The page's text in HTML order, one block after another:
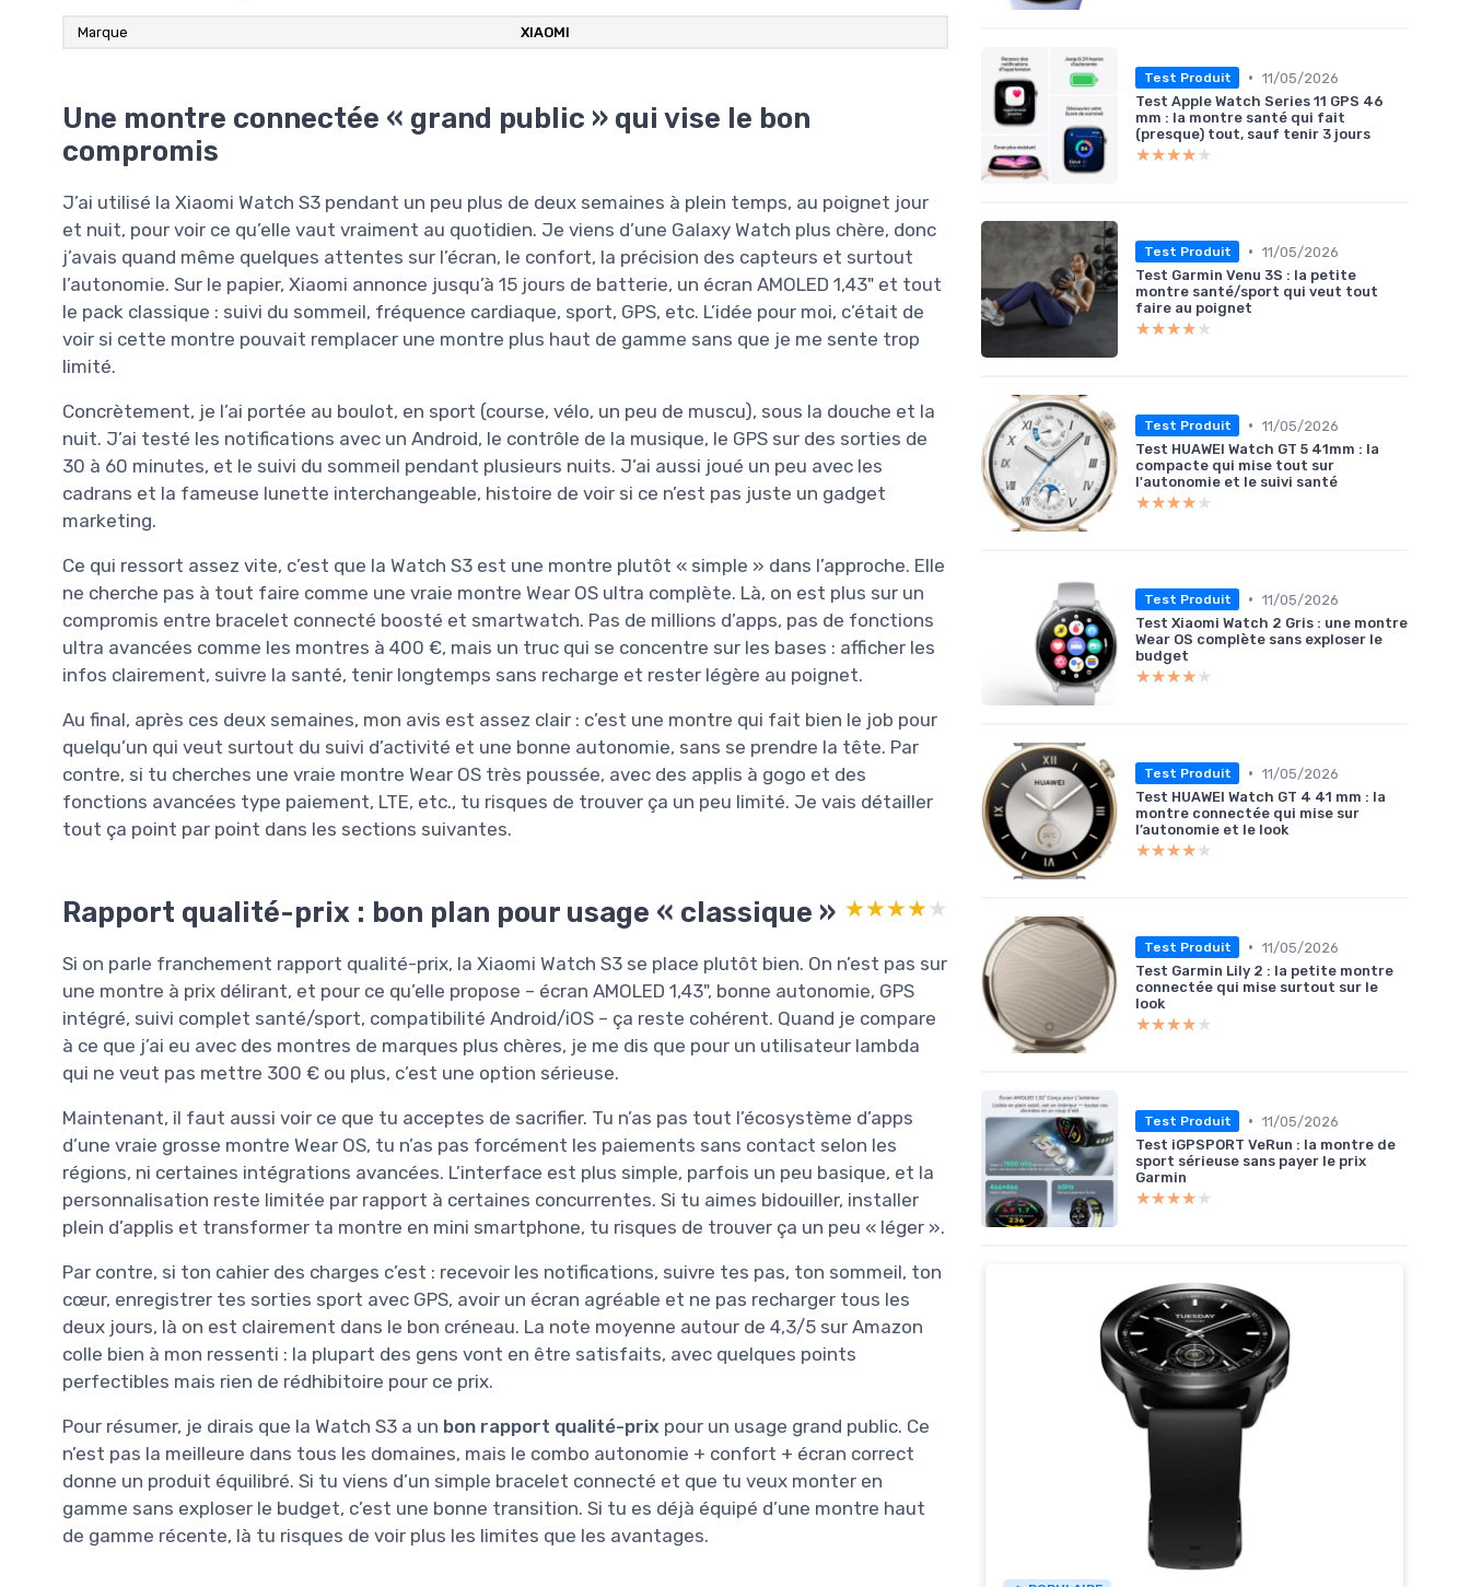
Marque XIAOMI
Une montre connectée « grand public » qui vise le bon
compromis
J’ai utilisé la Xiaomi Watch S3 pendant un peu plus de deux semaines à plein temps, au poignet jour
et nuit, pour voir ce qu’elle vaut vraiment au quotidien. Je viens d’une Galaxy Watch plus chère, donc
j’avais quand même quelques attentes sur l’écran, le confort, la précision des capteurs et surtout
l’autonomie. Sur le papier, Xiaomi annonce jusqu’à 15 jours de batterie, un écran AMOLED 1,43" et tout
le pack classique : suivi du sommeil, fréquence cardiaque, sport, GPS, etc. L’idée pour moi, c’était de
voir si cette montre pouvait remplacer une montre plus haut de gamme sans que je me sente trop
limité.
Concrètement, je l’ai portée au boulot, en sport (course, vélo, un peu de muscu), sous la douche et la
nuit. J’ai testé les notifications avec un Android, le contrôle de la musique, le GPS sur des sorties de
30 à 60 minutes, et le suivi du sommeil pendant plusieurs nuits. J’ai aussi joué un peu avec les
cadrans et la fameuse lunette interchangeable, histoire de voir si ce n’est pas juste un gadget
marketing.
Ce qui ressort assez vite, c’est que la Watch S3 est une montre plutôt « simple » dans l’approche. Elle
ne cherche pas à tout faire comme une vraie montre Wear OS ultra complète. Là, on est plus sur un
compromis entre bracelet connecté boosté et smartwatch. Pas de millions d’apps, pas de fonctions
ultra avancées comme les montres à 400 €, mais un truc qui se concentre sur les bases : afficher les
infos clairement, suivre la santé, tenir longtemps sans recharge et rester légère au poignet.
Au final, après ces deux semaines, mon avis est assez clair : c’est une montre qui fait bien le job pour
quelqu’un qui veut surtout du suivi d’activité et une bonne autonomie, sans se prendre la tête. Par
contre, si tu cherches une vraie montre Wear OS très poussée, avec des applis à gogo et des
fonctions avancées type paiement, LTE, etc., tu risques de trouver ça un peu limité. Je vais détailler
tout ça point par point dans les sections suivantes.
Rapport qualité-prix : bon plan pour usage « classique » ★★★★★
★★★★★
Si on parle franchement rapport qualité-prix, la Xiaomi Watch S3 se place plutôt bien. On n’est pas sur
une montre à prix délirant, et pour ce qu’elle propose – écran AMOLED 1,43", bonne autonomie, GPS
intégré, suivi complet santé/sport, compatibilité Android/iOS – ça reste cohérent. Quand je compare
à ce que j’ai eu avec des montres de marques plus chères, je me dis que pour un utilisateur lambda
qui ne veut pas mettre 300 € ou plus, c’est une option sérieuse.
Maintenant, il faut aussi voir ce que tu acceptes de sacrifier. Tu n’as pas tout l’écosystème d’apps
d’une vraie grosse montre Wear OS, tu n’as pas forcément les paiements sans contact selon les
régions, ni certaines intégrations avancées. L’interface est plus simple, parfois un peu basique, et la
personnalisation reste limitée par rapport à certaines concurrentes. Si tu aimes bidouiller, installer
plein d’applis et transformer ta montre en mini smartphone, tu risques de trouver ça un peu « léger ».
Par contre, si ton cahier des charges c’est : recevoir les notifications, suivre tes pas, ton sommeil, ton
cœur, enregistrer tes sorties sport avec GPS, avoir un écran agréable et ne pas recharger tous les
deux jours, là on est clairement dans le bon créneau. La note moyenne autour de 4,3/5 sur Amazon
colle bien à mon ressenti : la plupart des gens vont en être satisfaits, avec quelques points
perfectibles mais rien de rédhibitoire pour ce prix.
Pour résumer, je dirais que la Watch S3 a un bon rapport qualité-prix pour un usage grand public. Ce
n’est pas la meilleure dans tous les domaines, mais le combo autonomie + confort + écran correct
donne un produit équilibré. Si tu viens d’un simple bracelet connecté et que tu veux monter en
gamme sans exploser le budget, c’est une bonne transition. Si tu es déjà équipé d’une montre haut
de gamme récente, là tu risques de voir plus les limites que les avantages.
Test Produit • 11/05/2026
Test Apple Watch Series 11 GPS 46
mm : la montre santé qui fait
(presque) tout, sauf tenir 3 jours
★★★★★
★★★★★
Test Produit • 11/05/2026
Test Garmin Venu 3S : la petite
montre santé/sport qui veut tout
faire au poignet
★★★★★
★★★★★
Test Produit • 11/05/2026
Test HUAWEI Watch GT 5 41mm : la
compacte qui mise tout sur
l'autonomie et le suivi santé
★★★★★
★★★★★
Test Produit • 11/05/2026
Test Xiaomi Watch 2 Gris : une montre
Wear OS complète sans exploser le
budget
★★★★★
★★★★★
Test Produit • 11/05/2026
Test HUAWEI Watch GT 4 41 mm : la
montre connectée qui mise sur
l’autonomie et le look
★★★★★
★★★★★
Test Produit • 11/05/2026
Test Garmin Lily 2 : la petite montre
connectée qui mise surtout sur le
look
★★★★★
★★★★★
Test Produit • 11/05/2026
Test iGPSPORT VeRun : la montre de
sport sérieuse sans payer le prix
Garmin
★★★★★
★★★★★